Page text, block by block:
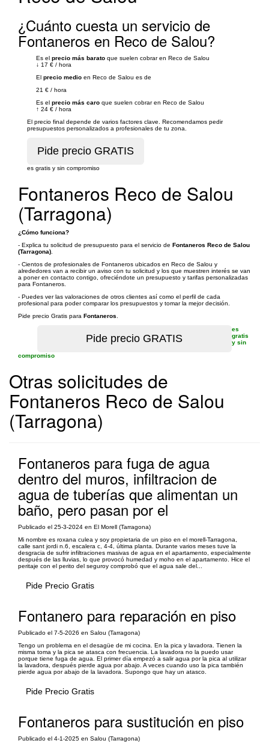
¿Cuánto cuesta un servicio de
Fontaneros en Reco de Salou?
Es el precio más barato que suelen cobrar en Reco de Salou
↓ 17 € / hora
El precio medio en Reco de Salou es de
21 € / hora
Es el precio más caro que suelen cobrar en Reco de Salou
↑ 24 € / hora
El precio final depende de varios factores clave. Recomendamos pedir
presupuestos personalizados a profesionales de tu zona.
es gratis y sin compromiso
Fontaneros Reco de Salou
(Tarragona)
¿Cómo funciona?
- Explica tu solicitud de presupuesto para el servicio de Fontaneros Reco de Salou
(Tarragona)
- Cientos de profesionales de Fontaneros ubicados en Reco de Salou y
alrededores van a recibir un aviso con tu solicitud y los que muestren interés se van
a poner en contacto contigo, ofreciéndote un presupuesto y tarifas personalizadas
para Fontaneros.
- Puedes ver las valoraciones de otros clientes así como el perfil de cada
profesional para poder comparar los presupuestos y tomar la mejor decisión.
Pide precio Gratis para Fontaneros
es
gratis
y sin
compromiso
Otras solicitudes de
Fontaneros Reco de Salou
(Tarragona)
Fontaneros para fuga de agua
dentro del muros, infiltracion de
agua de tuberías que alimentan un
baño, pero pasan por el
Publicado el 25-3-2024 en El Morell (Tarragona)
Mi nombre es roxana culea y soy propietaria de un piso en el morell-Tarragona,
calle sant jordi n.6, escalera c, 4-4, última planta. Durante varios meses tuve la
desgracia de sufrir infiltraciones masivas de agua en el apartamento, especialmente
después de las lluvias, lo que provocó humedad y moho en el apartamento. Hice el
peritaje con el perito del seguroy comprobó que el agua sale del...
Pide Precio Gratis
Fontanero para reparación en piso
Publicado el 7-5-2026 en Salou (Tarragona)
Tengo un problema en el desagüe de mi cocina. En la pica y lavadora. Tienen la
misma toma y la pica se atasca con frecuencia. La lavadora no la puedo usar
porque tiene fuga de agua. El primer día empezó a salir agua por la pica al utilizar
la lavadora, después pierde agua por abajo. A veces cuando uso la pica también
pierde agua por abajo de la lavadora. Supongo que hay un atasco.
Pide Precio Gratis
Fontaneros para sustitución en piso
Publicado el 4-1-2025 en Salou (Tarragona)